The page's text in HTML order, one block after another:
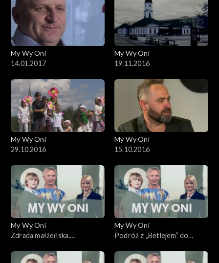
My Wy Oni
14.01.2017
My Wy Oni
19.11.2016
My Wy Oni
29.10.2016
My Wy Oni
15.10.2016
My Wy Oni
Zdrada małżeńska.
My Wy Oni
Podróż z „Betlejem” do